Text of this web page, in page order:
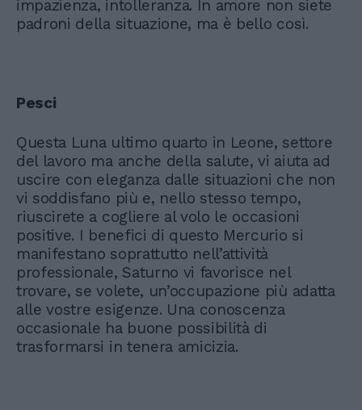
impazienza, intolleranza. In amore non siete
padroni della situazione, ma è bello così.
Pesci
Questa Luna ultimo quarto in Leone, settore
del lavoro ma anche della salute, vi aiuta ad
uscire con eleganza dalle situazioni che non
vi soddisfano più e, nello stesso tempo,
riuscirete a cogliere al volo le occasioni
positive. I benefici di questo Mercurio si
manifestano soprattutto nell’attività
professionale, Saturno vi favorisce nel
trovare, se volete, un’occupazione più adatta
alle vostre esigenze. Una conoscenza
occasionale ha buone possibilità di
trasformarsi in tenera amicizia.